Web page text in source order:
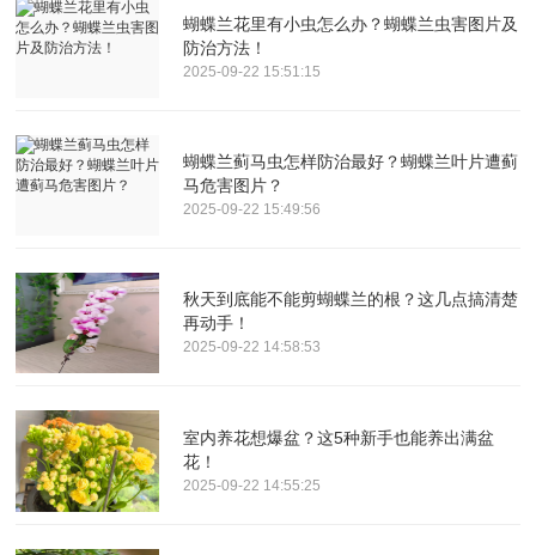
蝴蝶兰花里有小虫怎么办？蝴蝶兰虫害图片及
防治方法！
2025-09-22 15:51:15
蝴蝶兰蓟马虫怎样防治最好？蝴蝶兰叶片遭蓟
马危害图片？
2025-09-22 15:49:56
秋天到底能不能剪蝴蝶兰的根？这几点搞清楚
再动手！
2025-09-22 14:58:53
室内养花想爆盆？这5种新手也能养出满盆
花！
2025-09-22 14:55:25